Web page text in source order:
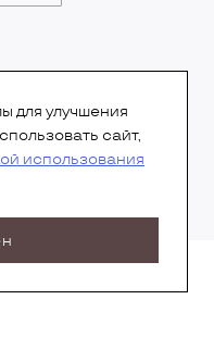
2026© Радио 7
для улучшения
сайт,
использования